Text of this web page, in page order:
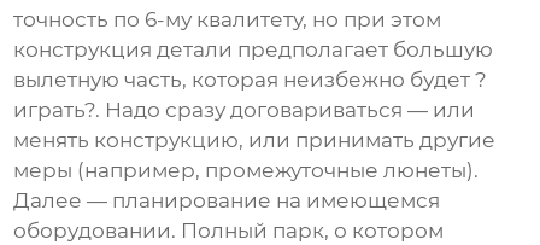
точность по 6-му квалитету, но при этом
конструкция детали предполагает большую
вылетную часть, которая неизбежно будет ?
играть?. Надо сразу договариваться — или
менять конструкцию, или принимать другие
меры (например, промежуточные люнеты).
Далее — планирование на имеющемся
оборудовании. Полный парк, о котором